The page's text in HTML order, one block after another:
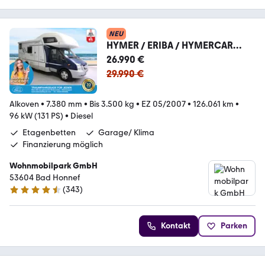
NEU
HYMER / ERIBA / HYMERCAR
Camp 622 CL / Etagenbetten /
Garage
26.990 €
29.990 €
Alkoven • 7.380 mm • Bis 3.500 kg • EZ 05/2007• 126.061 km •
96 kW (131 PS) • Diesel
Etagenbetten
Garage/ Klima
Finanzierung möglich
Wohnmobilpark GmbH
53604 Bad Honnef
4.3 Sterne
(343)
Kontakt Parken